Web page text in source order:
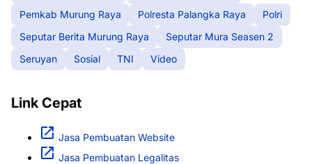
Pemkab Murung Raya
Polresta Palangka Raya
Polri
Seputar Berita Murung Raya
Seputar Mura Seasen 2
Seruyan
Sosial TNI Video
Link Cepat
Jasa Pembuatan Website
Jasa Pembuatan Legalitas